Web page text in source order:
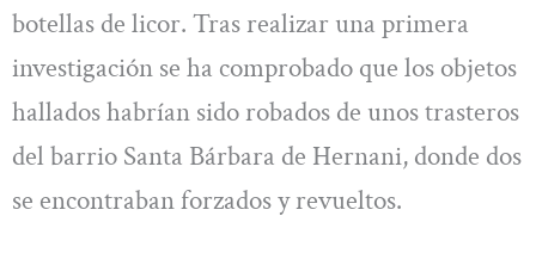
botellas de licor. Tras realizar una primera
investigación se ha comprobado que los objetos
hallados habrían sido robados de unos trasteros
del barrio Santa Bárbara de Hernani, donde dos
se encontraban forzados y revueltos.